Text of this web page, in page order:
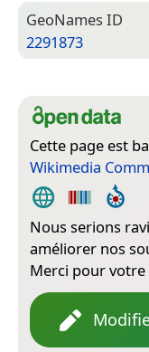
Geo­Names ID
2291873
Cette page est
Wikimedia
Nous serions
améliorer nos
Merci pour